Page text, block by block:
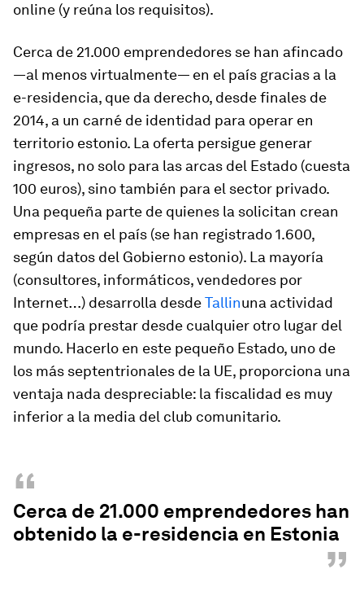
online (y reúna los requisitos).
Cerca de 21.000 emprendedores se han afincado
—al menos virtualmente— en el país gracias a la
e-residencia, que da derecho, desde finales de
2014, a un carné de identidad para operar en
territorio estonio. La oferta persigue generar
ingresos, no solo para las arcas del Estado (cuesta
100 euros), sino también para el sector privado.
Una pequeña parte de quienes la solicitan crean
empresas en el país (se han registrado 1.600,
según datos del Gobierno estonio). La mayoría
(consultores, informáticos, vendedores por
Internet…) desarrolla desdeTallinuna actividad
que podría prestar desde cualquier otro lugar del
mundo. Hacerlo en este pequeño Estado, uno de
los más septentrionales de la UE, proporciona una
ventaja nada despreciable: la fiscalidad es muy
inferior a la media del club comunitario.
“
Cerca de 21.000 emprendedores han
obtenido la e-residencia en Estonia
”